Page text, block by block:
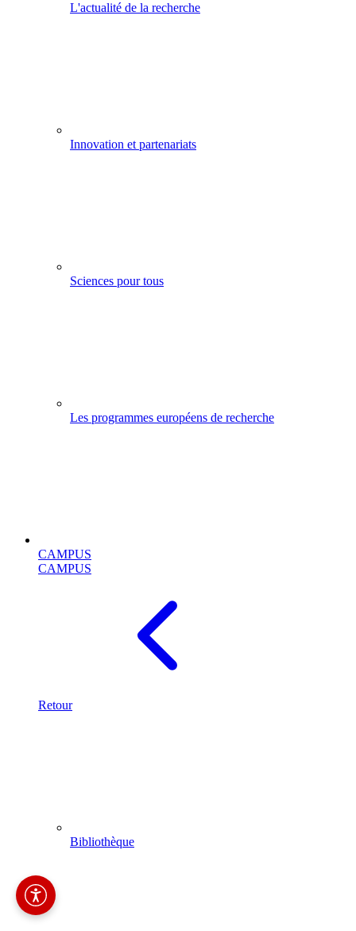
L'actualité de la recherche
Innovation et partenariats
Sciences pour tous
Les programmes européens de recherche
CAMPUS
CAMPUS
Retour
Bibliothèque